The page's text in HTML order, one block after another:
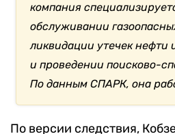
компания
обслуживании
ликвидации утечек нефти
и проведении поисково-
По данным СПАРК, она
По версии следствия,